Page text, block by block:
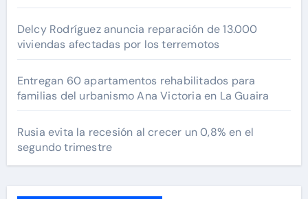
Delcy Rodríguez anuncia reparación de 13.000
viviendas afectadas por los terremotos
Entregan 60 apartamentos rehabilitados para
familias del urbanismo Ana Victoria en La Guaira
Rusia evita la recesión al crecer un 0,8% en el
segundo trimestre